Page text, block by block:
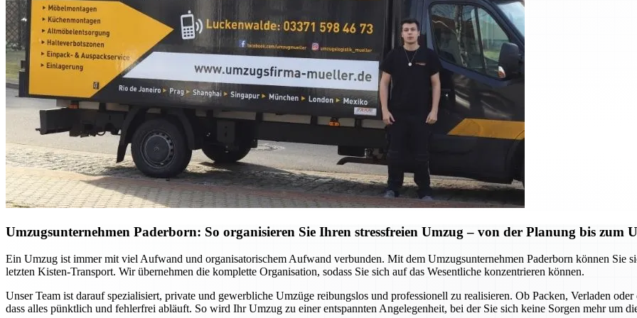
Umzugsunternehmen Paderborn: So organisieren Sie Ihren stressfreien Umzug – von der Planung bis zum
Ein Umzug ist immer mit viel Aufwand und organisatorischem Aufwand verbunden. Mit dem Umzugsunternehmen Paderborn können Sie
letzten Kisten-Transport. Wir übernehmen die komplette Organisation, sodass Sie sich auf das Wesentliche konzentrieren können.
Unser Team ist darauf spezialisiert, private und gewerbliche Umzüge reibungslos und professionell zu realisieren. Ob Packen, Verladen
dass alles pünktlich und fehlerfrei abläuft. So wird Ihr Umzug zu einer entspannten Angelegenheit, bei der Sie sich keine Sorgen mehr um